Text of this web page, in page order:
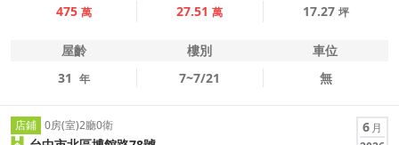
475 萬 27.51 萬 17.27 坪
屋齡 樓別
車位
31 年 7~7/21 無
店鋪 0房(室)2廳0衛 6 月